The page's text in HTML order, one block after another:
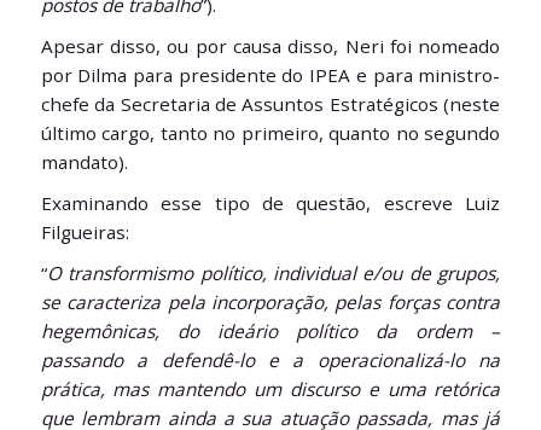
Apesar disso, ou por causa disso, Neri foi nomeado
por Dilma para presidente do IPEA e para ministro-
chefe da Secretaria de Assuntos Estratégicos (neste
último cargo, tanto no primeiro, quanto no segundo
mandato).
Examinando esse tipo de questão, escreve Luiz
Filgueiras:
“O transformismo político, individual e/ou de grupos,
se caracteriza pela incorporação, pelas forças contra
hegemônicas, do ideário político da ordem –
passando a defendê-lo e a operacionalizá-lo na
prática, mas mantendo um discurso e uma retórica
que lembram ainda a sua atuação passada, mas já